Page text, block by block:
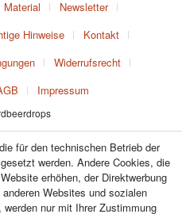
Material
Newsletter
Hinweise
Kontakt
Widerrufsrecht
Impressum
für den technischen Betrieb der
werden. Andere Cookies, die
erhöhen, der Direktwerbung
Websites und sozialen
nur mit Ihrer Zustimmung